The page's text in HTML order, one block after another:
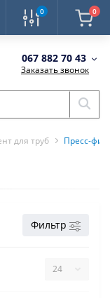
0 0
067 882 70 43
Заказать звонок
для труб Пресс-
Фильтр